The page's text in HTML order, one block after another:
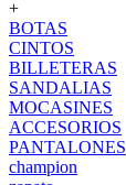
+
BOTAS
CINTOS
BILLETERAS
SANDALIAS
MOCASINES
ACCESORIOS
PANTALONES
champion